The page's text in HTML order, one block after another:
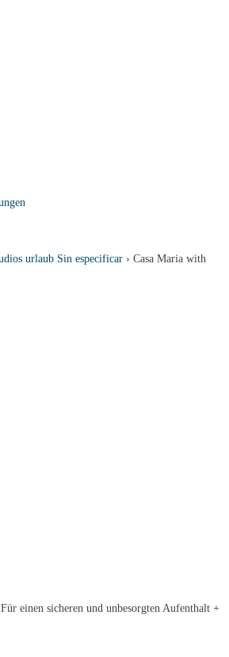
urlaub Sin especificar › Casa Maria with
Für einen sicheren und unbesorgten Aufenthalt +